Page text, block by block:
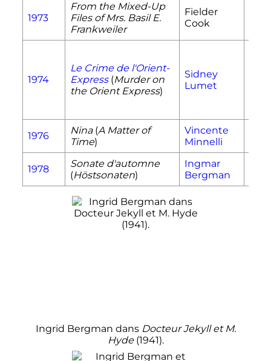
1973
From the Mixed-Up
Files of Mrs. Basil E.
Frankweiler
Fielder
Cook
1974
Le Crime de l'Orient-
Express(Murder on
the Orient Express)
Sidney
Lumet
1976 Nina(A Matter of
Time)
Vincente
Minnelli
1978
Sonate d'automne
(Höstsonaten)
Ingmar
Bergman
Ingrid Bergman dans Docteur Jekyll et M.
Hyde(1941).